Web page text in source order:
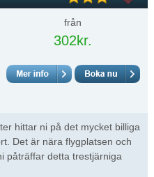
från
302kr.
hittar ni på det mycket billiga
Det är nära flygplatsen och
påträffar detta trestjärniga